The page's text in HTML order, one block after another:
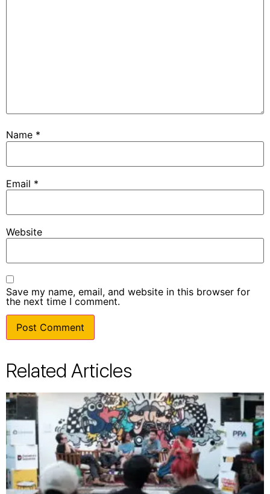
Name *
Email *
Website
Save my name, email, and website in this browser for
the next time I comment.
Related Articles